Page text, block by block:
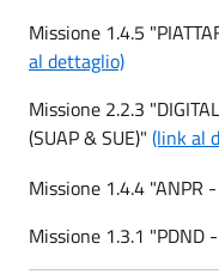
Missione 1.4.5
al dettaglio)
Missione 2.2.3
(SUAP & SUE)" (link al
Missione 1.4.4 "ANPR
Missione 1.3.1 "PDND